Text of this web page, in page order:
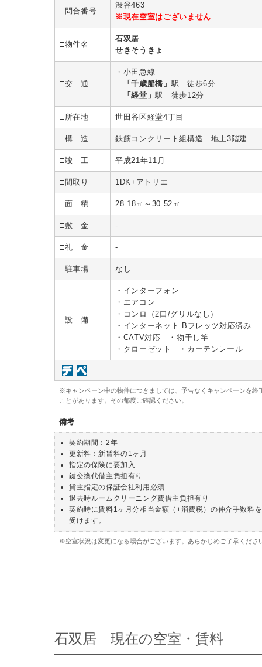
□問合番号
渋谷463
※現在空室はございません
□物件名
石双居
せきそうきょ
□交 通
・小田急線
「千歳船橋」駅 徒歩6分
「経堂」駅 徒歩12分
□所在地 世田谷区経堂4丁目
□構 造 鉄筋コンクリート組構造 地上3階建
□竣 工 平成21年11月
□間取り 1DK+アトリエ
□面 積 28.18㎡～30.52㎡
□敷 金 -
□礼 金 -
□駐車場 なし
□設 備
・インターフォン
・エアコン
・コンロ（2口/グリルなし）
・インターネット Bフレッツ対応済み
・CATV対応 ・物干し竿
・クローゼット ・カーテンレール
※キャンペーン中の物件につきましては、予告なくキャンペーンを終
ことがあります。その都度ご確認ください。
備考
契約期間：2年
更新料：新賃料の1ヶ月
指定の保険に要加入
鍵交換代借主負担有り
貸主指定の保証会社利用必須
退去時ルームクリーニング費借主負担有り
契約時に賃料1ヶ月分相当金額（+消費税）の仲介手数料
受けます。
※空室状況は変更になる場合がございます。あらかじめご了承くださ
石双居 現在の空室・賃料